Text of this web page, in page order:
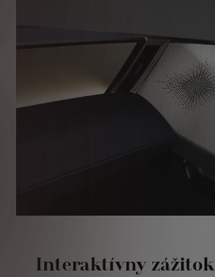
Interaktívny zážitok